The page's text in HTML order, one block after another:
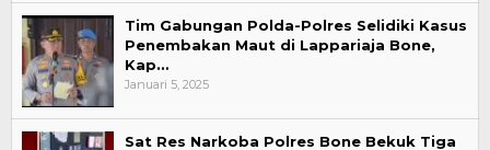
Tim Gabungan Polda-Polres Selidiki Kasus
Penembakan Maut di Lappariaja Bone,
Kap…
Januari 5, 2025
Sat Res Narkoba Polres Bone Bekuk Tiga